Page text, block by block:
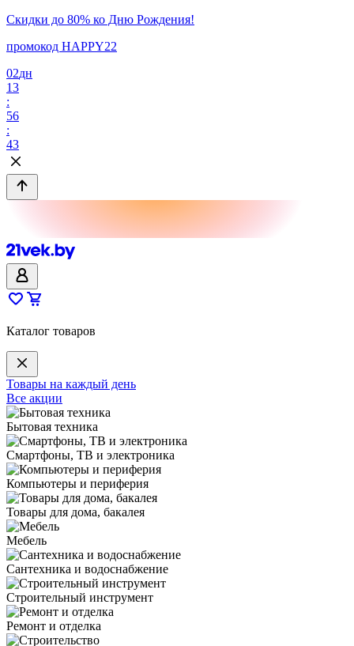
Скидки до 80% ко Дню Рождения!
промокод HAPPY22
02дн
13
:
56
:
43
Каталог товаров
Товары на каждый день
Все акции
Бытовая техника
Смартфоны, ТВ и электроника
Компьютеры и периферия
Товары для дома, бакалея
Мебель
Сантехника и водоснабжение
Строительный инструмент
Ремонт и отделка